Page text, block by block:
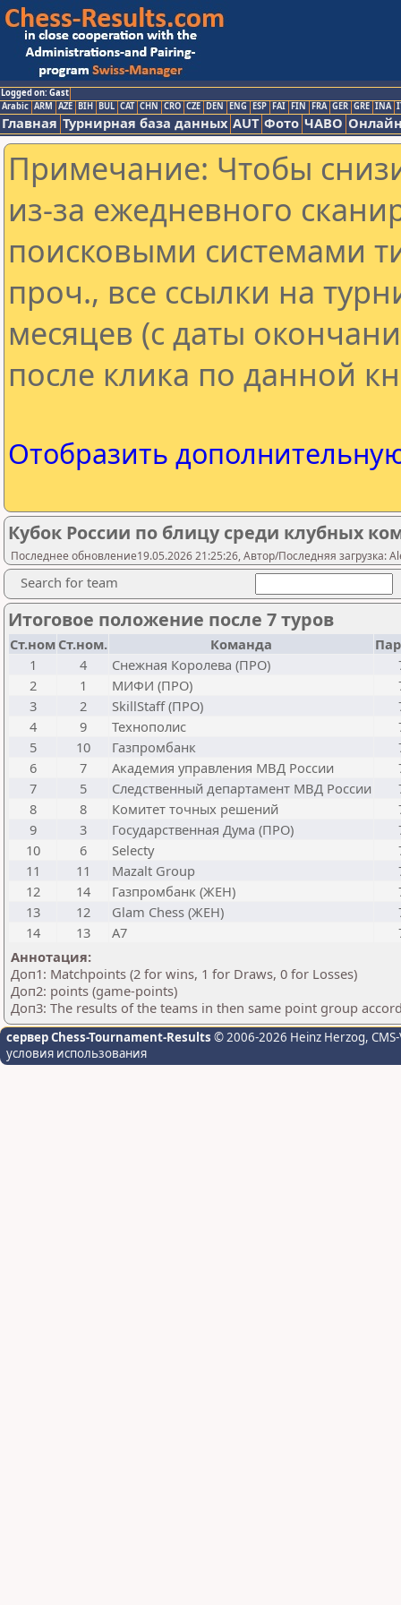
Logged on: Gast
Arabic ARM AZE BIH BUL CAT CHN CRO CZE DEN ENG ESP FAI FIN FRA GER GRE INA
Главная Турнирная база данных AUT Фото ЧАВО
Примечание: Чтобы
из-за ежедневного
поисковыми системами
проч., все ссылки на
месяцев (с даты
после клика по данной
Отобразить
Кубок России по блицу среди клубных
Последнее обновление19.05.2026 21:25:26, Автор/Последняя загрузка:
Search for team
Итоговое положение после 7 туров
Ст.ном Ст.ном. Команда
1
4 Снежная Королева (ПРО)
2
1 МИФИ (ПРО)
3
2 SkillStaff (ПРО)
4
9 Технополис
5
10 Газпромбанк
6
7 Академия управления МВД России
7
5 Следственный департамент МВД России
8
8 Комитет точных решений
9
3 Государственная Дума (ПРО)
10
6 Selecty
11
11 Mazalt Group
12
14 Газпромбанк (ЖЕН)
13
12 Glam Chess (ЖЕН)
14
13 А7
Аннотация:
Доп1: Matchpoints (2 for wins, 1 for Draws, 0 for Losses)
Доп2: points (game-points)
Доп3: The results of the teams in then same point group
сервер Chess-Tournament-Results © 2006-2026 Heinz Herzog,
условия использования